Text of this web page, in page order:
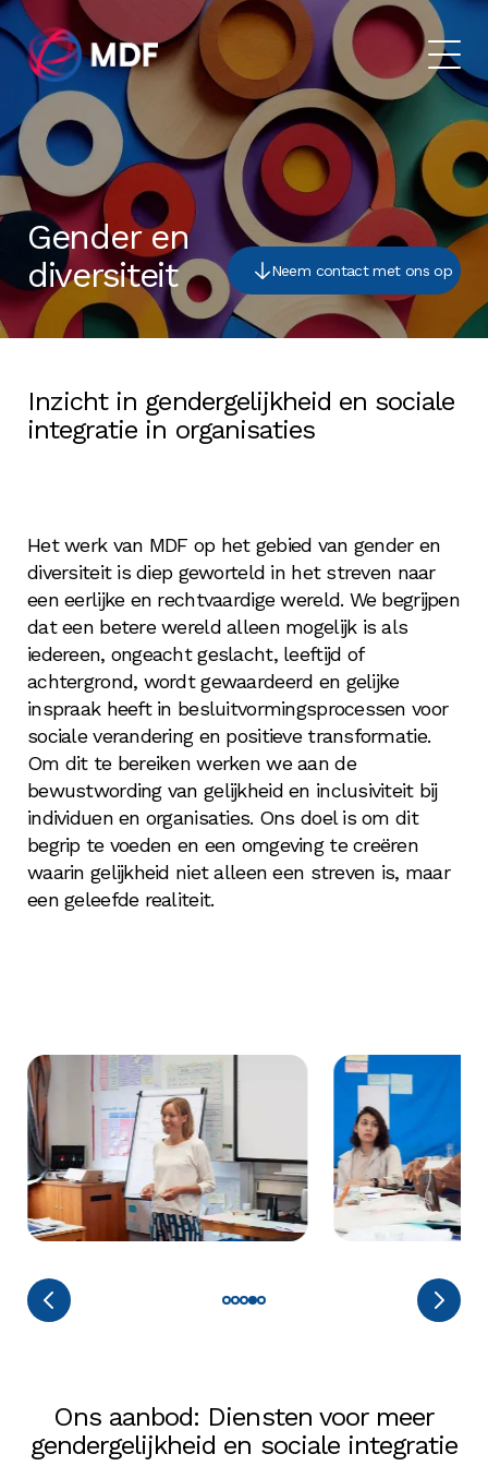
Gender en
diversiteit
Neem contact met ons op
Inzicht in gendergelijkheid en sociale
integratie in organisaties
Het werk van MDF op het gebied van gender en
diversiteit is diep geworteld in het streven naar
een eerlijke en rechtvaardige wereld. We begrijpen
dat een betere wereld alleen mogelijk is als
iedereen, ongeacht geslacht, leeftijd of
achtergrond, wordt gewaardeerd en gelijke
inspraak heeft in besluitvormingsprocessen voor
sociale verandering en positieve transformatie.
Om dit te bereiken werken we aan de
bewustwording van gelijkheid en inclusiviteit bij
individuen en organisaties. Ons doel is om dit
begrip te voeden en een omgeving te creëren
waarin gelijkheid niet alleen een streven is, maar
een geleefde realiteit.
Ons aanbod: Diensten voor meer
gendergelijkheid en sociale integratie